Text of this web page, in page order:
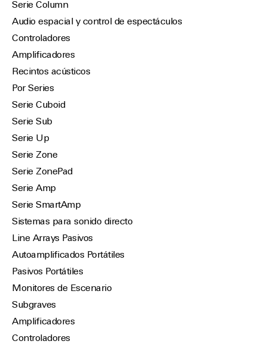
Serie Column
Audio espacial y control de espectáculos
Controladores
Amplificadores
Recintos acústicos
Por Series
Serie Cuboid
Serie Sub
Serie Up
Serie Zone
Serie ZonePad
Serie Amp
Serie SmartAmp
Sistemas para sonido directo
Line Arrays Pasivos
Autoamplificados Portátiles
Pasivos Portátiles
Monitores de Escenario
Subgraves
Amplificadores
Controladores